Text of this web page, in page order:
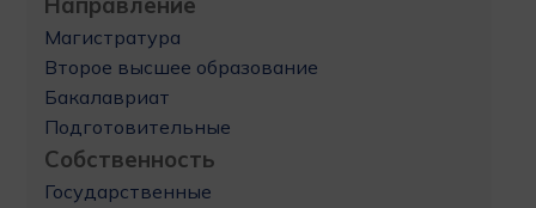
Магистратура
Второе высшее образование
Бакалавриат
Подготовительные
Собственность
Государственные